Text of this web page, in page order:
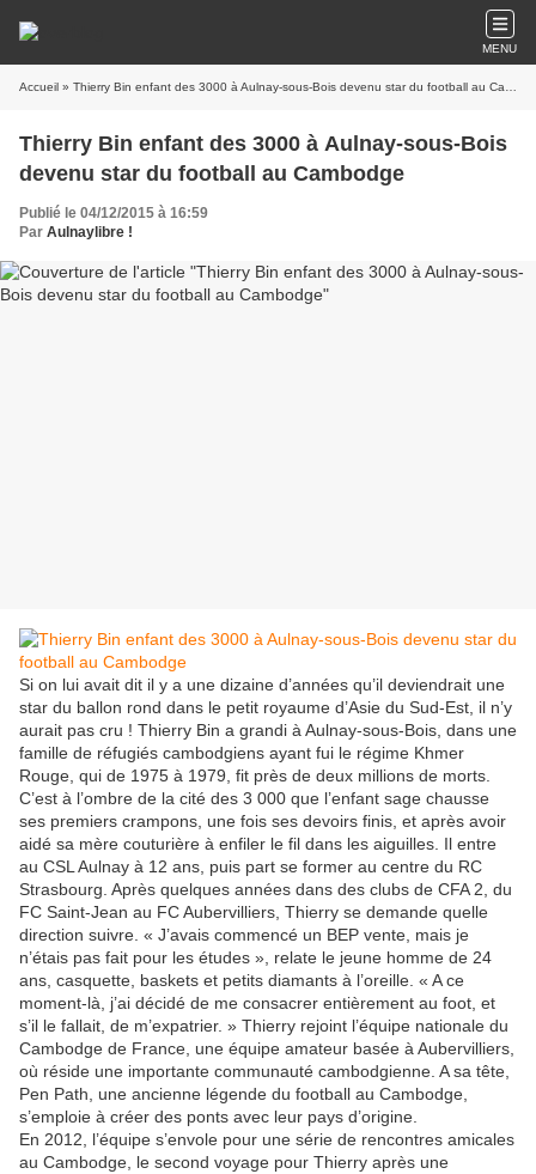
MENU
Accueil » Thierry Bin enfant des 3000 à Aulnay-sous-Bois devenu star du football au Cambodge
Thierry Bin enfant des 3000 à Aulnay-sous-Bois
devenu star du football au Cambodge
Publié le 04/12/2015 à 16:59
Par Aulnaylibre !
Si on lui avait dit il y a une dizaine d’années qu’il deviendrait une
star du ballon rond dans le petit royaume d’Asie du Sud-Est, il n’y
aurait pas cru ! Thierry Bin a grandi à Aulnay-sous-Bois, dans une
famille de réfugiés cambodgiens ayant fui le régime Khmer
Rouge, qui de 1975 à 1979, fit près de deux millions de morts.
C’est à l’ombre de la cité des 3 000 que l’enfant sage chausse
ses premiers crampons, une fois ses devoirs finis, et après avoir
aidé sa mère couturière à enfiler le fil dans les aiguilles. Il entre
au CSL Aulnay à 12 ans, puis part se former au centre du RC
Strasbourg. Après quelques années dans des clubs de CFA 2, du
FC Saint-Jean au FC Aubervilliers, Thierry se demande quelle
direction suivre. « J’avais commencé un BEP vente, mais je
n’étais pas fait pour les études », relate le jeune homme de 24
ans, casquette, baskets et petits diamants à l’oreille. « A ce
moment-là, j’ai décidé de me consacrer entièrement au foot, et
s’il le fallait, de m’expatrier. » Thierry rejoint l’équipe nationale du
Cambodge de France, une équipe amateur basée à Aubervilliers,
où réside une importante communauté cambodgienne. A sa tête,
Pen Path, une ancienne légende du football au Cambodge,
s’emploie à créer des ponts avec leur pays d’origine.
En 2012, l’équipe s’envole pour une série de rencontres amicales
au Cambodge, le second voyage pour Thierry après une